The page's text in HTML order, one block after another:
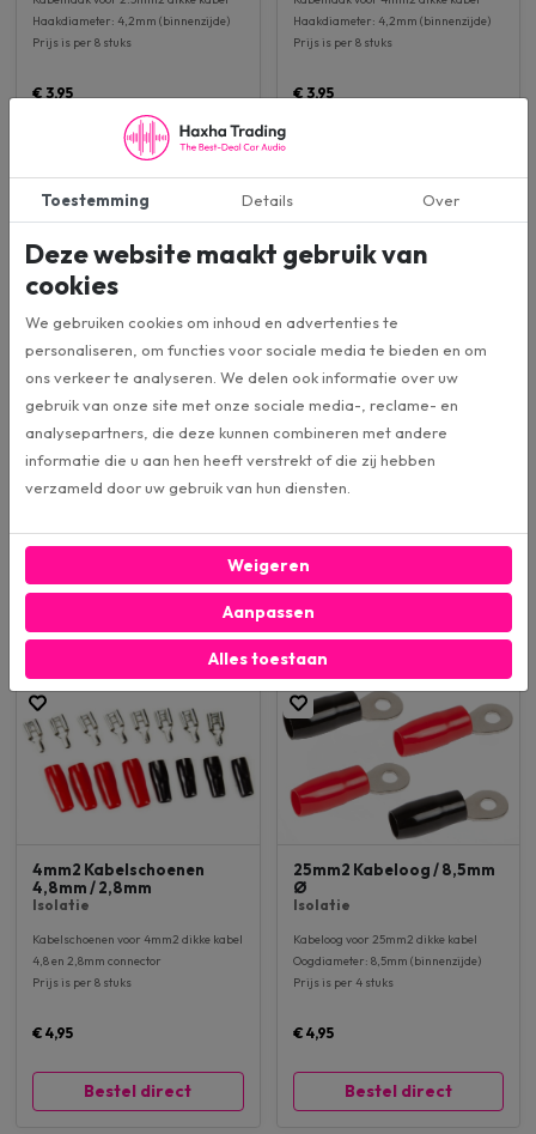
Haakdiameter: 4,2mm (binnenzijde)
Prijs is per 8 stuks
€ 3,95
Bestel direct
Haakdiameter: 4,2mm (binnenzijde)
Prijs is per 8 stuks
€ 3,95
10mm2 Kabeloog / 8,5mm
Ø
Isolatie
Kabeloog voor 10mm2 dikke kabel
Oogdiameter: 8,5mm (binnenzijde)
10mm2 Kabelvork / 4,2mm
Isolatie
Kabelhaak voor 10mm2 dikke kabel
Haakdiameter: 4,2mm (binnenzijde)
€ 3,95
4mm2 Kabelschoenen
4,8mm / 2,8mm
Isolatie
Kabelschoenen voor 4mm2 dikke kabel
4,8 en 2,8mm connector
Prijs is per 8 stuks
€ 4,95
Bestel direct
25mm2 Kabeloog / 8,5mm
Ø
Isolatie
Kabeloog voor 25mm2 dikke kabel
Oogdiameter: 8,5mm (binnenzijde)
Prijs is per 4 stuks
€ 4,95
Bestel direct
Toestemming Details Over
Deze website maakt gebruik van
cookies
We gebruiken cookies om inhoud en advertenties te
personaliseren, om functies voor sociale media te bieden en om
ons verkeer te analyseren. We delen ook informatie over uw
gebruik van onze site met onze sociale media-, reclame- en
analysepartners, die deze kunnen combineren met andere
informatie die u aan hen heeft verstrekt of die zij hebben
verzameld door uw gebruik van hun diensten.
Weigeren
Aanpassen
Alles toestaan